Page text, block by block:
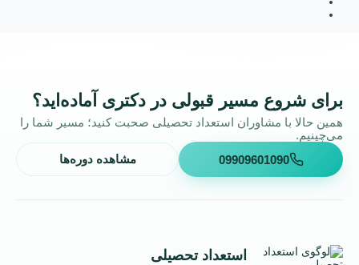
برای شروع مسیر قبولی در دکتری آماده‌اید؟
همین حالا با مشاوران استعداد تحصیلی صحبت کنید؛ مسیر شما را
می‌چینیم.
09909601090 مشاهده دوره‌ها
استعداد تحصیلی